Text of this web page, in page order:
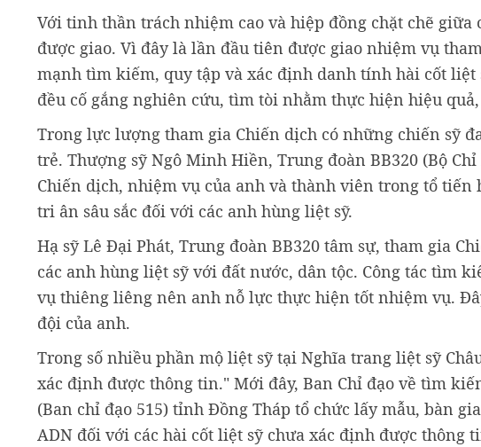
Với tinh thần trách nhiệm cao và hiệp đồng chặt chẽ
được giao. Vì đây là lần đầu tiên được giao nhiệm vụ
mạnh tìm kiếm, quy tập và xác định danh tính hài cốt
đều cố gắng nghiên cứu, tìm tòi nhằm thực hiện hiệu
Trong lực lượng tham gia Chiến dịch có những chiến sỹ
trẻ. Thượng sỹ Ngô Minh Hiền, Trung đoàn BB320 (Bộ
Chiến dịch, nhiệm vụ của anh và thành viên trong tổ
tri ân sâu sắc đối với các anh hùng liệt sỹ.
Hạ sỹ Lê Đại Phát, Trung đoàn BB320 tâm sự, tham gia
các anh hùng liệt sỹ với đất nước, dân tộc. Công tác tìm
vụ thiêng liêng nên anh nỗ lực thực hiện tốt nhiệm vụ.
đội của anh.
Trong số nhiều phần mộ liệt sỹ tại Nghĩa trang liệt sỹ
xác định được thông tin." Mới đây, Ban Chỉ đạo về tìm
(Ban chỉ đạo 515) tỉnh Đồng Tháp tổ chức lấy mẫu, bàn
ADN đối với các hài cốt liệt sỹ chưa xác định được thông